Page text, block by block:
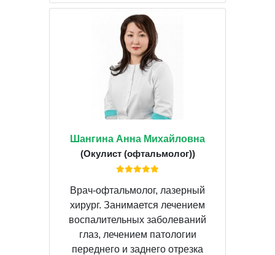
Шангина Анна Михайловна
(Окулист (офтальмолог))
Врач-офтальмолог, лазерный
хирург. Занимается лечением
воспалительных заболеваний
глаз, лечением патологии
переднего и заднего отрезка